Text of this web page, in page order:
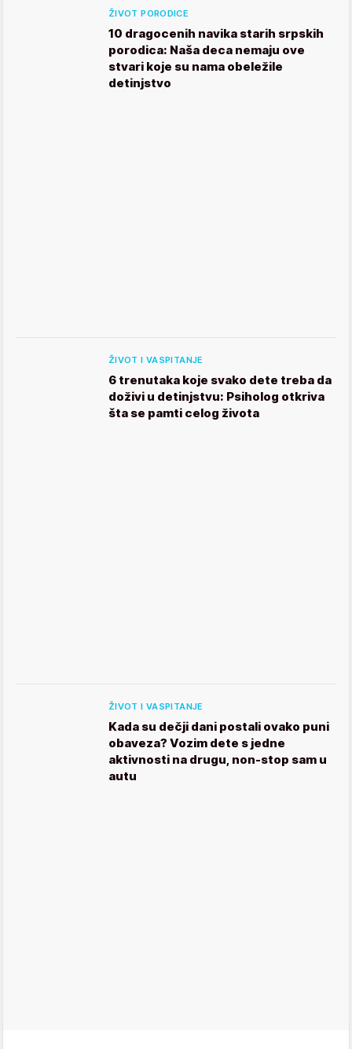
ŽIVOT PORODICE
10 dragocenih navika starih srpskih
porodica: Naša deca nemaju ove
stvari koje su nama obeležile
detinjstvo
ŽIVOT I VASPITANJE
6 trenutaka koje svako dete treba da
doživi u detinjstvu: Psiholog otkriva
šta se pamti celog života
ŽIVOT I VASPITANJE
Kada su dečji dani postali ovako puni
obaveza? Vozim dete s jedne
aktivnosti na drugu, non-stop sam u
autu